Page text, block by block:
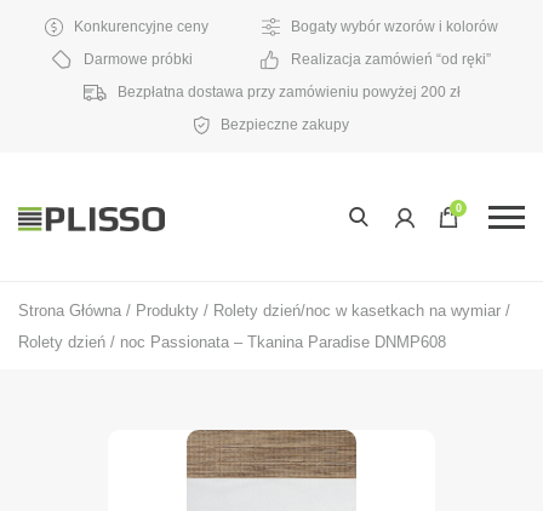
Konkurencyjne ceny
Bogaty wybór wzorów i kolorów
Darmowe próbki
Realizacja zamówień “od ręki”
Bezpłatna dostawa przy zamówieniu powyżej 200 zł
Bezpieczne zakupy
0
Strona Główna / Produkty / Rolety dzień/noc w kasetkach na wymiar /
Rolety dzień / noc Passionata – Tkanina Paradise DNMP608